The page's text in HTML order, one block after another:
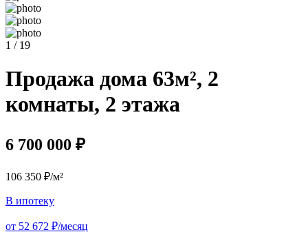
1 / 19
Продажа дома 63м², 2
комнаты, 2 этажа
6 700 000 ₽
106 350 ₽/м²
В ипотеку
от 52 672 ₽/месяц